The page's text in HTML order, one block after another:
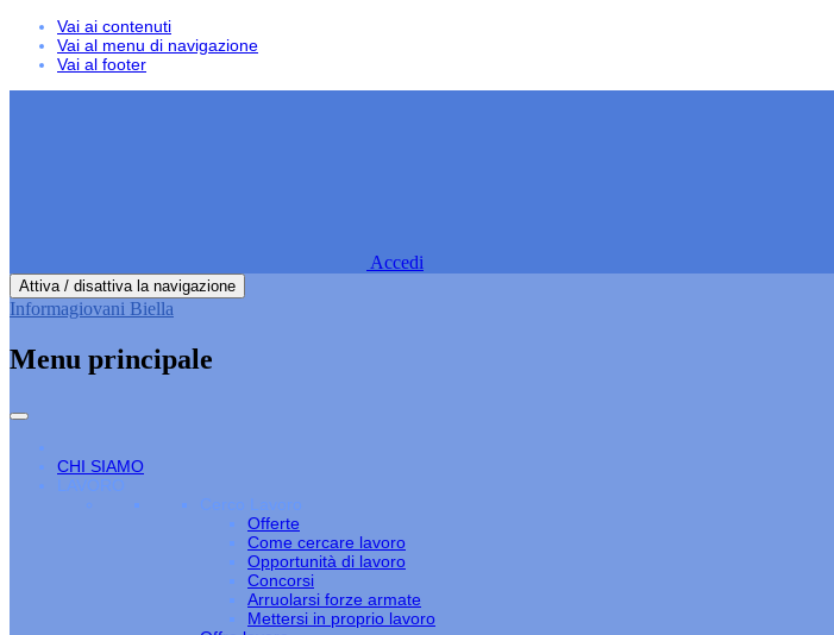
Vai ai contenuti
Vai al menu di navigazione
Vai al footer
Accedi
Attiva / disattiva la navigazione
Informagiovani Biella
Menu principale
CHI SIAMO
LAVORO
Cerco Lavoro
Offerte
Come cercare lavoro
Opportunità di lavoro
Concorsi
Arruolarsi forze armate
Mettersi in proprio lavoro